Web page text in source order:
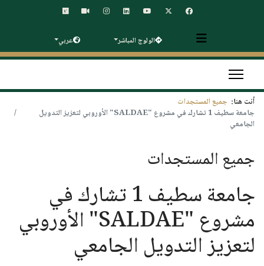
الولوج المباشر عربي
أنت هنا: جميع المستجدات
جامعة سطيف 1 تشارك في مشروع "SALDAE" الأوروبي لتعزيز التدويل
الجامعي
جميع المستجدات
جامعة سطيف 1 تشارك في
مشروع "SALDAE" الأوروبي
لتعزيز التدويل الجامعي